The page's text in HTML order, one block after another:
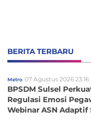
BERITA TERBARU
Metro 07 Agustus 2026 23:16
BPSDM Sulsel
Regulasi Emosi
Webinar ASN Adaptif